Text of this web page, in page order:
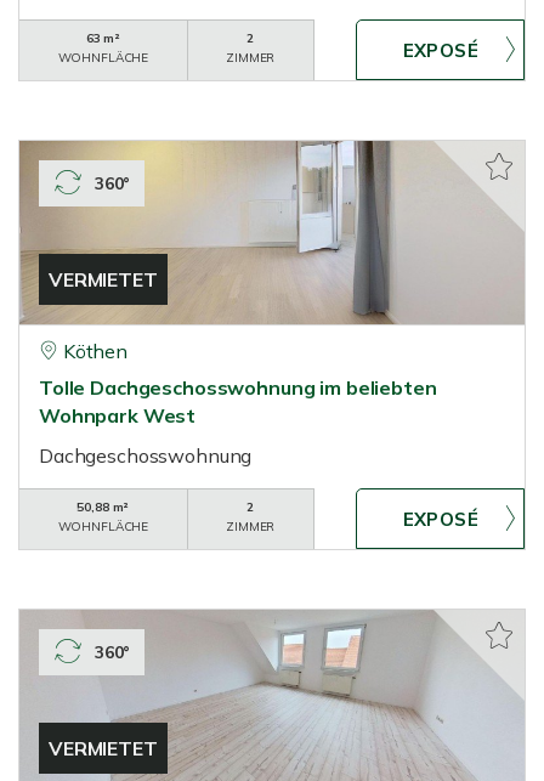
63 m²
WOHNFLÄCHE
2
ZIMMER
VERMIETET
360°
Köthen
Tolle Dachgeschosswohnung im beliebten
Wohnpark West
Dachgeschosswohnung
50,88 m²
WOHNFLÄCHE
2
ZIMMER
VERMIETET
360°